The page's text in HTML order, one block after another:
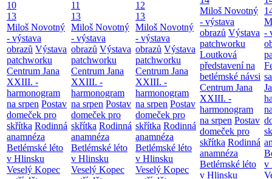
10
13
Miloš Novotný
- výstava
obrazů Výstava
patchworku
Centrum Jana
XXIII. -
harmonogram
na srpen Postav
domeček pro
skřítka Rodinná
anamnéza
Betlémské léto
v Hlinsku
Veselý Kopec
11
13
Miloš Novotný
- výstava
obrazů Výstava
patchworku
Centrum Jana
XXIII. -
harmonogram
na srpen Postav
domeček pro
skřítka Rodinná
anamnéza
Betlémské léto
v Hlinsku
Veselý Kopec
12
13
Miloš Novotný
- výstava
obrazů Výstava
patchworku
Centrum Jana
XXIII. -
harmonogram
na srpen Postav
domeček pro
skřítka Rodinná
anamnéza
Betlémské léto
v Hlinsku
Veselý Kopec
Miloš Novotný
- výstava
obrazů Výstava
patchworku
Loutková
představení na
betlémské návsi
Centrum Jana
XXIII. -
harmonogram
na srpen Postav
domeček pro
skřítka Rodinná
anamnéza
Betlémské léto
v Hlinsku
-
v